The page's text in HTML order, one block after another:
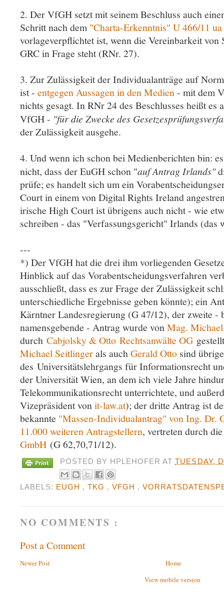
2. Der VfGH setzt mit seinem Beschluss auch
Schritt nach dem "Charta-Erkenntnis" U 466/11 ua
vorlageverpflichtet ist, wenn die Vereinbarkeit von
GRC in Frage steht (RNr. 27).
3. Zur Zulässigkeit der Individualanträge auf
ist - entgegen Aussagen in den Medien- mit dem
nichts gesagt. In RNr 24 des Beschlusses heißt es
VfGH - "für die Zwecke des
der Zulässigkeit ausgehe.
4. Und wenn ich schon bei Medienberichten bin:
nicht, dass der EuGH schon "auf Antrag Irlands"
prüfe; es handelt sich um ein
Court in einem von Digital Rights Ireland
irische High Court ist übrigens auch nicht - wie
schreiben - das "Verfassungsgericht" Irlands (das
---
*) Der VfGH hat die drei ihm vorliegenden
Hinblick auf das Vorabentscheidungsverfahren
ausschließt, dass es zur Frage der Zulässigkeit
unterschiedliche Ergebnisse geben könnte); ein
Kärntner Landesregierung (G 47/12), der zweite -
namensgebende - Antrag wurde vonMag.
durch Cabjolsky & Otto Rechtsanwälte OG
Michael Seitlingerals auchGerald Otto sind
des Universitätslehrgangs für Informationsrecht
der Universität Wien, an dem ich viele Jahre
Telekommunikationsrecht unterrichtete, und
Vizepräsident vonit-law.at); der dritte Antrag ist
bekannte "Massen-Individualantrag" von Ing. Dr.
11.000 weiteren Antragstellern, vertreten durch
GmbH (G 62,70,71/12).
POSTED BY HPLEHOFERATTUESDAY,
LABELS: EUGH ,TKG ,VFGH ,
NO COMMENTS :
Post a Comment
Newer Post
Home
View mobile version